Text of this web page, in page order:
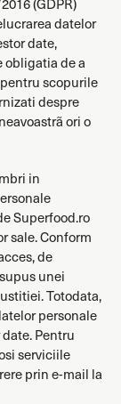
datelor
date,
obligatia de a
scopurile
despre
ori o
in
Superfood.ro
sale. Conform
de
unei
Totodata,
personale
Pentru
serviciile
prin e-mail la